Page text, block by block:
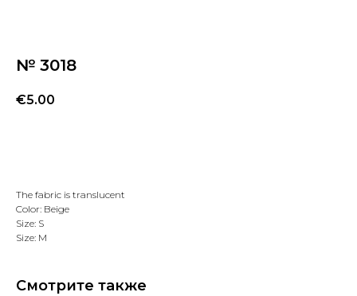
№ 3018
€5.00
The fabric is translucent
Color: Beige
Size: S
Size: M
Смотрите также